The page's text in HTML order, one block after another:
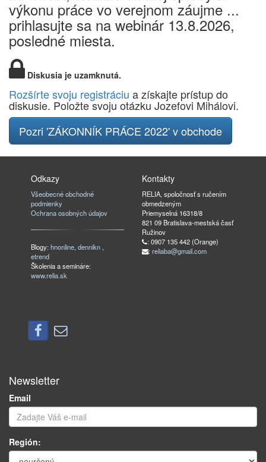
výkonu práce vo verejnom záujme ...
prihlasujte sa na webinár 13.8.2026,
posledné miesta.
Diskusia je uzamknutá.
Rozšírte svoju registráciu a získajte prístup do
diskusie. Položte svoju otázku Jozefovi Mihálovi.
Pozri 'ZÁKONNÍK PRÁCE 2022' v obchode
Odkazy
Všeobecné obchodné
podmienky
Ochrana osobných údajov
Blogy:hnonline,dennikn ,
etrend
Školenia a semináre:
www.relia.sk
Kontakty
RELIA, spoločnosť s ručením
obmedzeným
Priemyselná 16318/8
821 09 Bratislava-mestská časť
Ružinov
: 0907 135 442 (Orange)
: reliaba@gmail.com
Newsletter
Email
Región: